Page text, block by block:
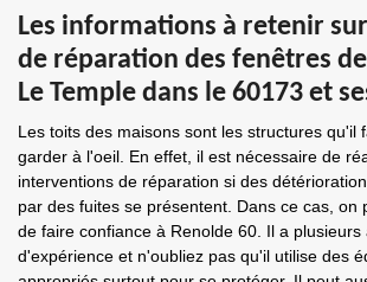
Les informations à retenir
de réparation des fenêtres
Le Temple dans le 60173 et
Les toits des maisons sont les structures qu'il
garder à l'oeil. En effet, il est nécessaire de
interventions de réparation si des
par des fuites se présentent. Dans ce cas, on
de faire confiance à Renolde 60. Il a plusieurs
d'expérience et n'oubliez pas qu'il utilise des